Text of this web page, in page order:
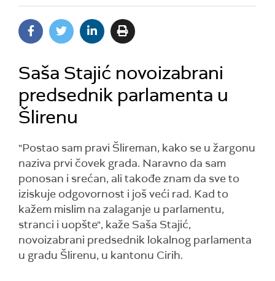
Saša Stajić novoizabrani
predsednik parlamenta u
Šlirenu
"Postao sam pravi Šlireman, kako se u žargonu
naziva prvi čovek grada. Naravno da sam
ponosan i srećan, ali takođe znam da sve to
iziskuje odgovornost i još veći rad. Kad to
kažem mislim na zalaganje u parlamentu,
stranci i uopšte", kaže Saša Stajić,
novoizabrani predsednik lokalnog parlamenta
u gradu Šlirenu, u kantonu Cirih.